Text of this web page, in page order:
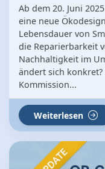
Ab dem 20. Juni
eine neue
Lebensdauer von
die Reparierbarkeit
Nachhaltigkeit im
ändert sich
Kommission...
Weiterlesen